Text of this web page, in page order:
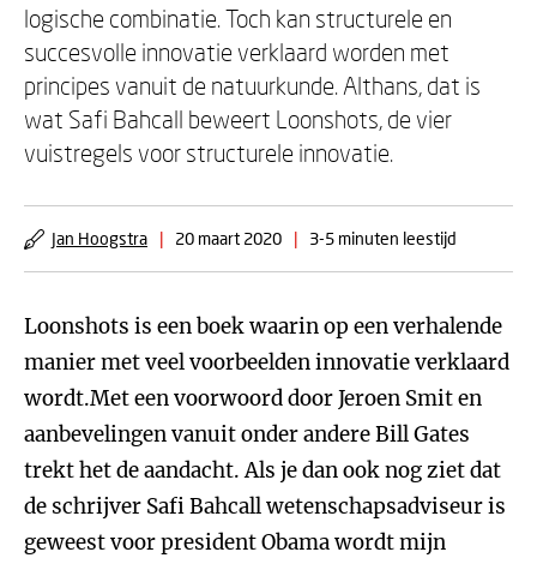
logische combinatie. Toch kan structurele en
succesvolle innovatie verklaard worden met
principes vanuit de natuurkunde. Althans, dat is
wat Safi Bahcall beweert Loonshots, de vier
vuistregels voor structurele innovatie.
Jan Hoogstra | 20 maart 2020 | 3-5 minuten leestijd
Loonshots is een boek waarin op een verhalende
manier met veel voorbeelden innovatie verklaard
wordt.Met een voorwoord door Jeroen Smit en
aanbevelingen vanuit onder andere Bill Gates
trekt het de aandacht. Als je dan ook nog ziet dat
de schrijver Safi Bahcall wetenschapsadviseur is
geweest voor president Obama wordt mijn